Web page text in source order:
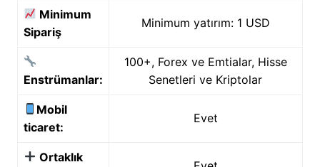
Minimum
Sipariş
Minimum yatırım: 1 USD
Enstrümanlar:
100+, Forex ve Emtialar, Hisse
Senetleri ve Kriptolar
Mobil
ticaret:
Evet
Ortaklık